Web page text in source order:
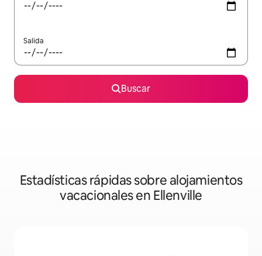
Salida
Buscar
Estadísticas rápidas sobre alojamientos
vacacionales en Ellenville